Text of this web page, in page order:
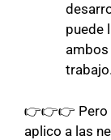
puede
ambos
trabajo.
👉👉👉 Pero
aplico a las